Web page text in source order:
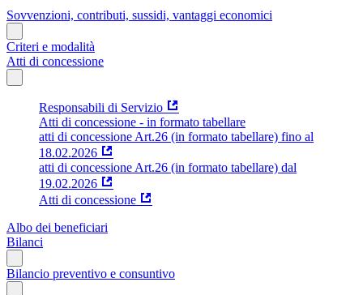
Sovvenzioni, contributi, sussidi, vantaggi economici
Criteri e modalità
Atti di concessione
Responsabili di Servizio
Atti di concessione - in formato tabellare
atti di concessione Art.26 (in formato tabellare) fino al
18.02.2026
atti di concessione Art.26 (in formato tabellare) dal
19.02.2026
Atti di concessione
Albo dei beneficiari
Bilanci
Bilancio preventivo e consuntivo